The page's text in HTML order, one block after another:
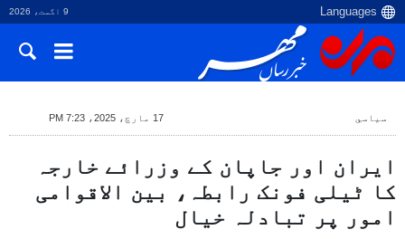
9 اگست، 2026
سياسي 17 مارچ، 2025، 7:23 PM
ایران اور جاپان کے وزرائے خارجہ
کا ٹیلی فونک رابطہ، بین الاقوامی
امور پر تبادلہ خیال